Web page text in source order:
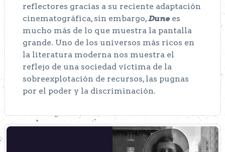
reflectores gracias a su reciente adaptación
cinematográfica, sin embargo,Dunees
mucho más de lo que muestra la pantalla
grande. Uno de los universos más ricos en
la literatura moderna nos muestra el
reflejo de una sociedad víctima de la
sobreexplotación de recursos, las pugnas
por el poder y la discriminación.